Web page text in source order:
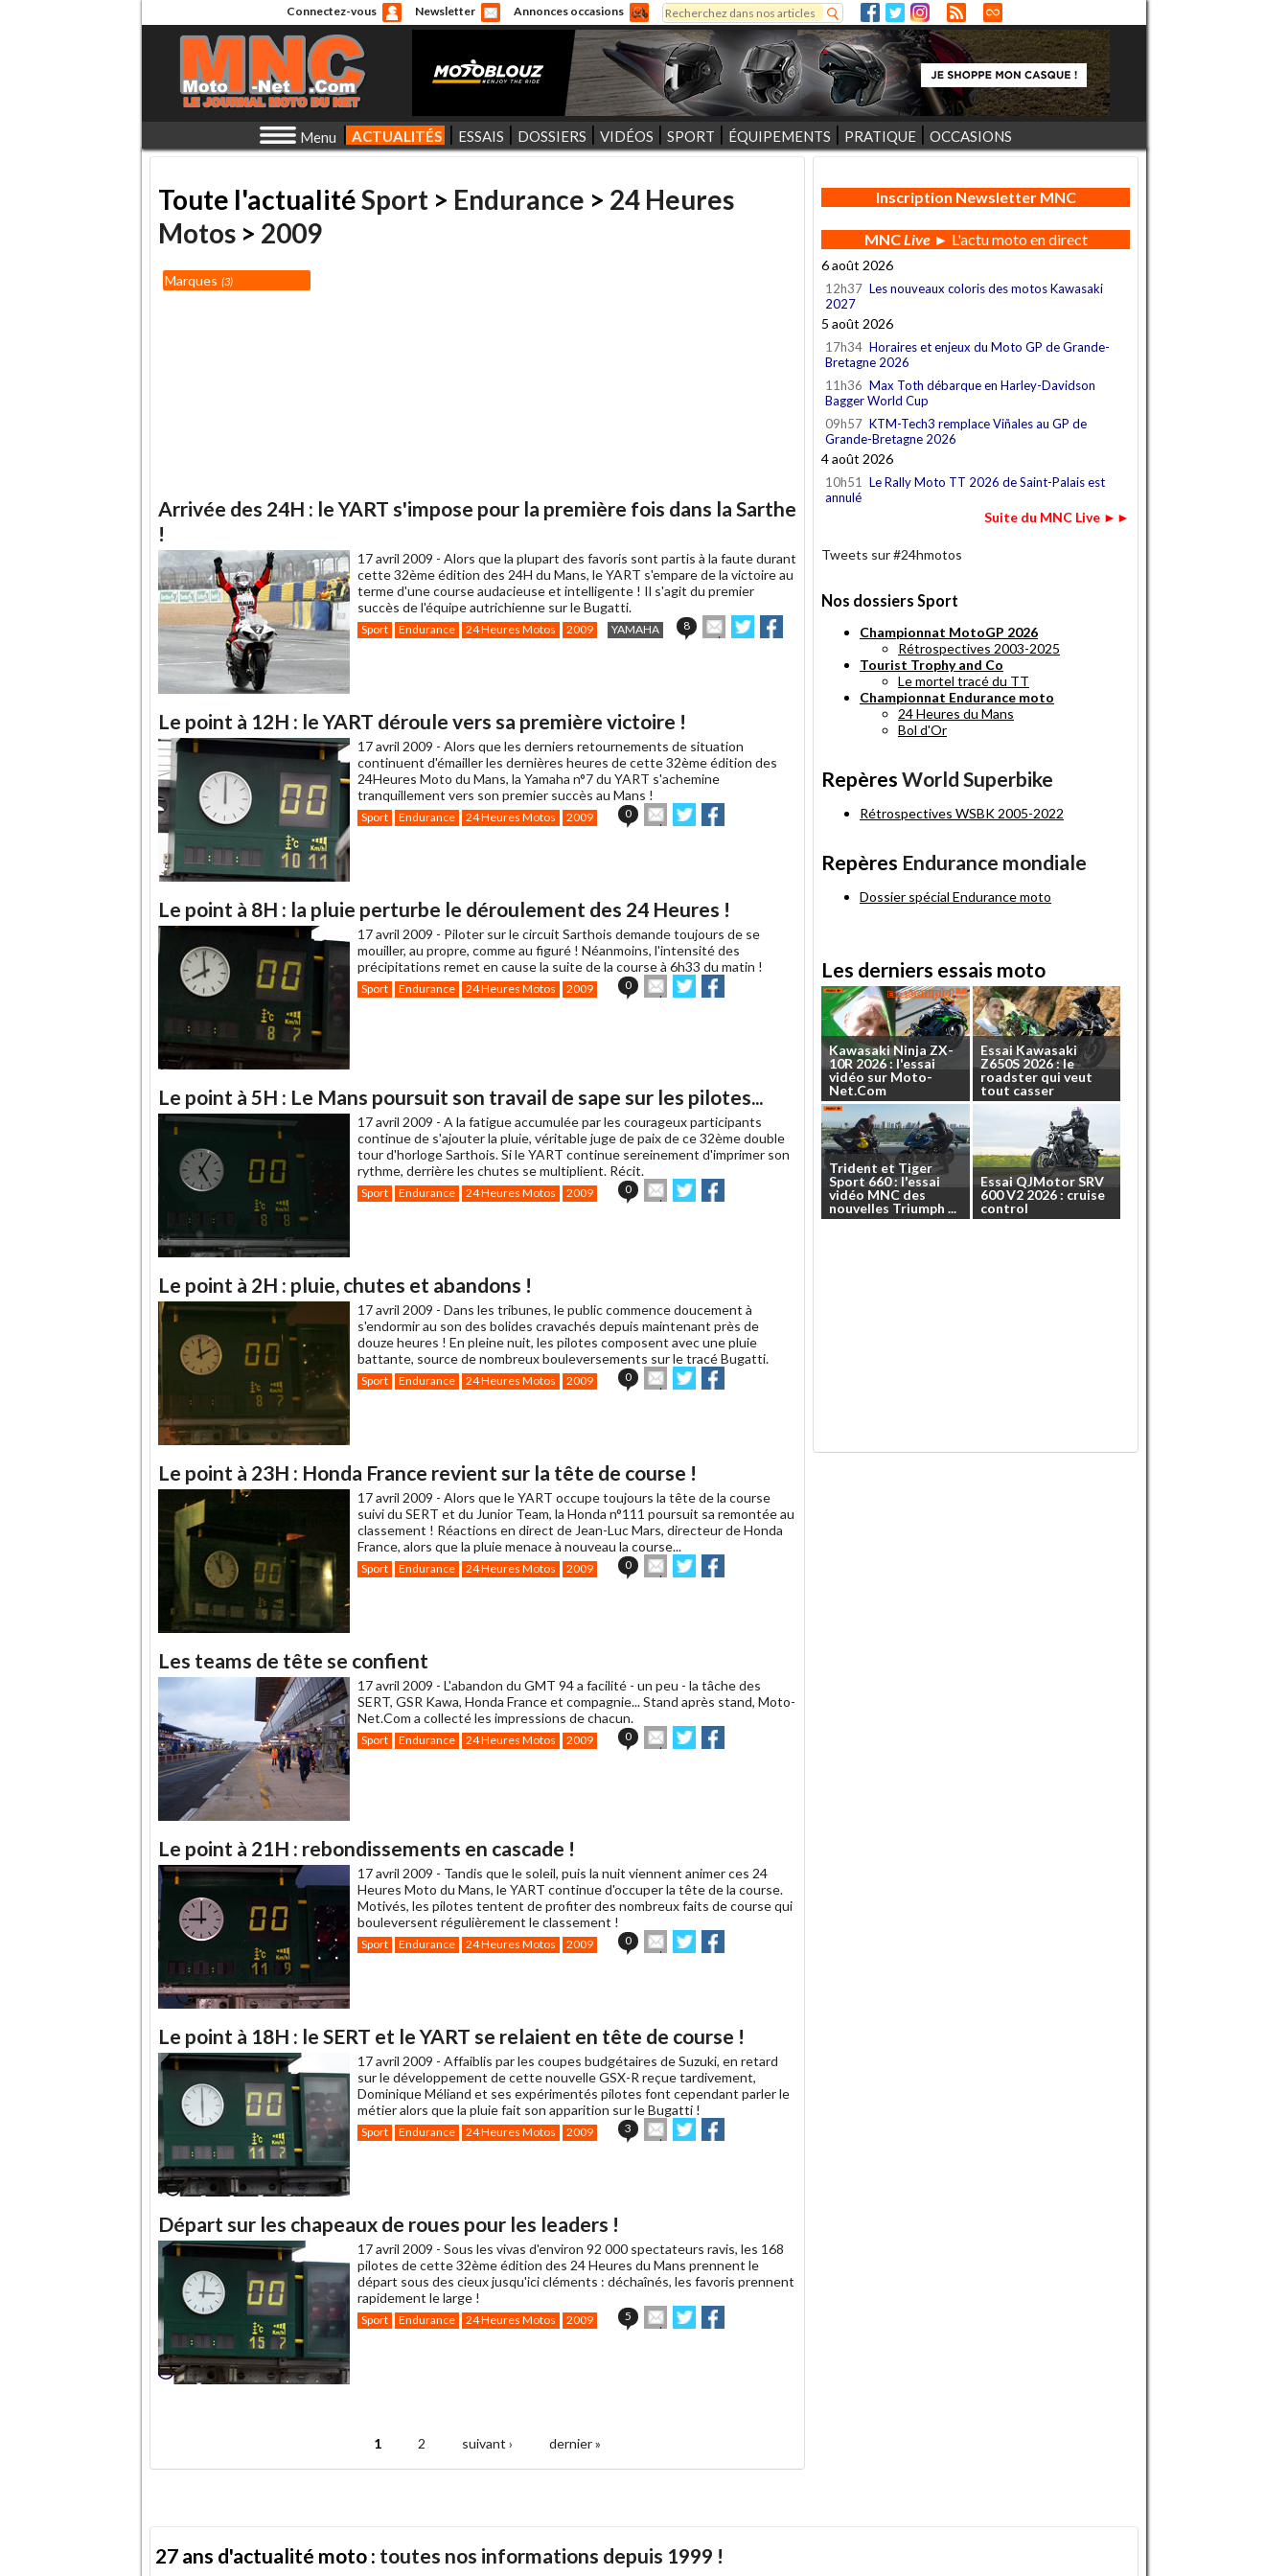
Connectez-vous Newsletter Annonces occasions
Formulaire de recherche
Rechercher
Menu ACTUALITÉS ESSAIS DOSSIERS VIDÉOS SPORT ÉQUIPEMENTS PRATIQUE OCCASIONS
Toute l'actualitéSport > Endurance > 24 Heures
Motos > 2009
Marques 3
Arrivée des 24H : le YART s'impose pour la première fois dans la Sarthe
!
17 avril 2009 - Alors que la plupart des favoris sont partis à la faute durant
cette 32ème édition des 24H du Mans, le YART s'empare de la victoire au
terme d'une course audacieuse et intelligente ! Il s'agit du premier
succès de l'équipe autrichienne sur le Bugatti.
Sport Endurance 24 Heures Motos 2009 YAMAHA 8
Envoyer
cet
Partager
sur sur
Le point à 12H : le YART déroule vers sa première victoire !
17 avril 2009 - Alors que les derniers retournements de situation
continuent d'émailler les dernières heures de cette 32ème édition des
24Heures Moto du Mans, la Yamaha n°7 du YART s'achemine
tranquillement vers son premier succès au Mans !
Sport Endurance 24 Heures Motos 2009 0
Envoyer
cet
Partager
sur sur
Le point à 8H : la pluie perturbe le déroulement des 24 Heures !
17 avril 2009 - Piloter sur le circuit Sarthois demande toujours de se
mouiller, au propre, comme au figuré ! Néanmoins, l'intensité des
précipitations remet en cause la suite de la course à 6h33 du matin !
Sport Endurance 24 Heures Motos 2009 0
Envoyer
cet
Partager
sur sur
Le point à 5H : Le Mans poursuit son travail de sape sur les pilotes...
17 avril 2009 - A la fatigue accumulée par les courageux participants
continue de s'ajouter la pluie, véritable juge de paix de ce 32ème double
tour d'horloge Sarthois. Si le YART continue sereinement d'imprimer son
rythme, derrière les chutes se multiplient. Récit.
Sport Endurance 24 Heures Motos 2009 0
Envoyer
cet
Partager
sur sur
Le point à 2H : pluie, chutes et abandons !
17 avril 2009 - Dans les tribunes, le public commence doucement à
s'endormir au son des bolides cravachés depuis maintenant près de
douze heures ! En pleine nuit, les pilotes composent avec une pluie
battante, source de nombreux bouleversements sur le tracé Bugatti.
Sport Endurance 24 Heures Motos 2009 0
Envoyer
cet
Partager
sur sur
Le point à 23H : Honda France revient sur la tête de course !
17 avril 2009 - Alors que le YART occupe toujours la tête de la course
suivi du SERT et du Junior Team, la Honda n°111 poursuit sa remontée au
classement ! Réactions en direct de Jean-Luc Mars, directeur de Honda
France, alors que la pluie menace à nouveau la course...
Sport Endurance 24 Heures Motos 2009 0
Envoyer
cet
Partager
sur sur
Les teams de tête se confient
17 avril 2009 - L'abandon du GMT 94 a facilité - un peu - la tâche des
SERT, GSR Kawa, Honda France et compagnie... Stand après stand, Moto-
Net.Com a collecté les impressions de chacun.
Sport Endurance 24 Heures Motos 2009 0
Envoyer
cet
Partager
sur sur
Le point à 21H : rebondissements en cascade !
17 avril 2009 - Tandis que le soleil, puis la nuit viennent animer ces 24
Heures Moto du Mans, le YART continue d'occuper la tête de la course.
Motivés, les pilotes tentent de profiter des nombreux faits de course qui
bouleversent régulièrement le classement !
Sport Endurance 24 Heures Motos 2009 0
Envoyer
cet
Partager
sur sur
Le point à 18H : le SERT et le YART se relaient en tête de course !
17 avril 2009 - Affaiblis par les coupes budgétaires de Suzuki, en retard
sur le développement de cette nouvelle GSX-R reçue tardivement,
Dominique Méliand et ses expérimentés pilotes font cependant parler le
métier alors que la pluie fait son apparition sur le Bugatti !
Sport Endurance 24 Heures Motos 2009 3
Envoyer
cet
Partager
sur sur
Départ sur les chapeaux de roues pour les leaders !
17 avril 2009 - Sous les vivas d'environ 92 000 spectateurs ravis, les 168
pilotes de cette 32ème édition des 24 Heures du Mans prennent le
départ sous des cieux jusqu'ici cléments : déchaînés, les favoris prennent
rapidement le large !
Sport Endurance 24 Heures Motos 2009 5
Envoyer
cet
Partager
sur sur
1 2 suivant › dernier »
Inscription Newsletter MNC
MNCLive► L'actu moto en direct
6 août 2026
12h37 Les nouveaux coloris des motos Kawasaki
2027
5 août 2026
17h34 Horaires et enjeux du Moto GP de Grande-
Bretagne 2026
11h36 Max Toth débarque en Harley-Davidson
Bagger World Cup
09h57 KTM-Tech3 remplace Viñales au GP de
Grande-Bretagne 2026
4 août 2026
10h51
Le Rally Moto TT 2026 de Saint-Palais est
annulé
Suite du MNC Live ►►
Tweets sur #24hmotos
Nos dossiers Sport
Championnat MotoGP 2026
Rétrospectives 2003-2025
Tourist Trophy and Co
Le mortel tracé du TT
Championnat Endurance moto
24 Heures du Mans
Bol d'Or
Repères World Superbike
Rétrospectives WSBK 2005-2022
Repères Endurance mondiale
Dossier spécial Endurance moto
Les derniers essais moto
KawasakiNinja ZX-
10R2026: l'essai
vidéo sur Moto-
Net.Com
EssaiKawasaki
Z650S 2026:le
roadster qui veut
tout casser
Trident etTiger
Sport660:l'essai
vidéo MNC des
nouvelles Triumph ...
Essai QJMotorSRV
600V2 2026 : cruise
control
27 ans d'actualité moto : toutes nos informations depuis 1999 !